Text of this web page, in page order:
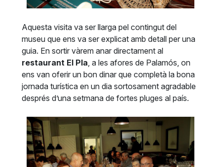
Aquesta visita va ser llarga pel contingut del
museu que ens va ser explicat amb detall per una
guia. En sortir vàrem anar directament al
restaurant El Pla, a les afores de Palamós, on
ens van oferir un bon dinar que completà la bona
jornada turística en un dia sortosament agradable
després d’una setmana de fortes pluges al país.